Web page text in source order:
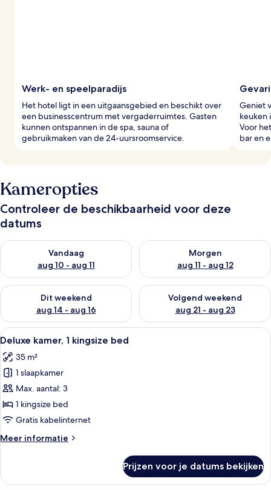
Werk- en speelparadijs
Het hotel ligt in een uitgaansgebied en beschikt over
een businesscentrum met vergaderruimtes. Gasten
kunnen ontspannen in de spa, sauna of
gebruikmaken van de 24-uursroomservice.
Geniet
keuken
Voor
bar en
Kameropties
Controleer de beschikbaarheid voor deze
datums
Vandaag
aug 10 - aug 11
De beschikbaarheid controleren voor vanavond aug 10 - aug
Morgen
aug 11 - aug 12
De beschikbaarheid
Dit weekend
aug 14 - aug 16
De beschikbaarheid controleren voor dit weekend aug 14 -
Volgend weekend
aug 21 - aug 23
De beschikbaarheid
Alle
foto's
voor
Deluxe
kamer,
1
kingsize
laden
Een moderne hotelkamer met een
8
Deluxe kamer, 1 kingsize bed
35 m²
1 slaapkamer
Max. aantal: 3
1 kingsize bed
Gratis kabelinternet
Meer informatie
Meer
kamer,
Prijzen voor je datums bekijken